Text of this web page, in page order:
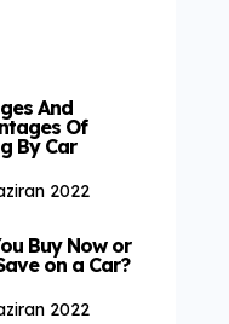
And
Of
By Car
2022
Buy Now or
on a Car?
2022